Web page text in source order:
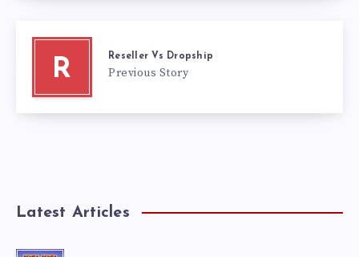
R Reseller Vs Dropship
Previous Story
Latest Articles